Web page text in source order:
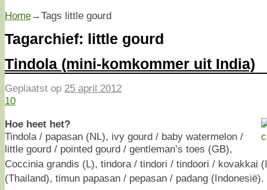
Home→Tags little gourd
Tagarchief: little gourd
Tindola (mini-komkommer uit India)
Geplaatst op 25 april 2012
10
Hoe heet het?
Tindola / papasan (NL), ivy gourd / baby watermelon /
little gourd / pointed gourd / gentleman’s toes (GB),
Coccinia grandis (L), tindora / tindori / tindoori / kovakkai
(Thailand), timun papasan / pepasan / padang (Indonesië).